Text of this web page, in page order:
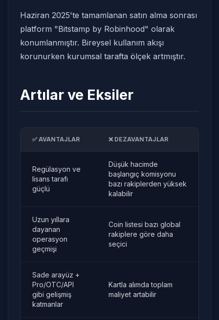
Haziran 2025'te tamamlanan satın alma sonrası
platform "Bitstamp by Robinhood" olarak
konumlanmıştır. Bireysel kullanım akışı
korunurken kurumsal tarafta ölçek artmıştır.
Artılar ve Eksiler
✅ AVANTAJLAR ❌ DEZAVANTAJLAR
Regülasyon ve
lisans tarafı
güçlü
Düşük hacimde
başlangıç komisyonu
bazı rakiplerden yüksek
kalabilir
Uzun yıllara
dayanan
operasyon
geçmişi
Coin listesi bazı global
rakiplere göre daha
seçici
Sade arayüz +
Pro/OTC/API
gibi gelişmiş
katmanlar
Kartla alımda toplam
maliyet artabilir